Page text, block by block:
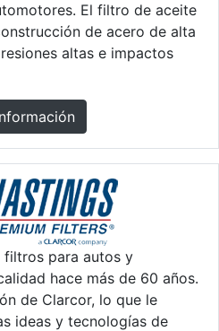
El filtro de aceite
de acero de alta
altas e impactos
filtros para autos y
hace más de 60 años.
de Clarcor, lo que le
ideas y tecnologías de